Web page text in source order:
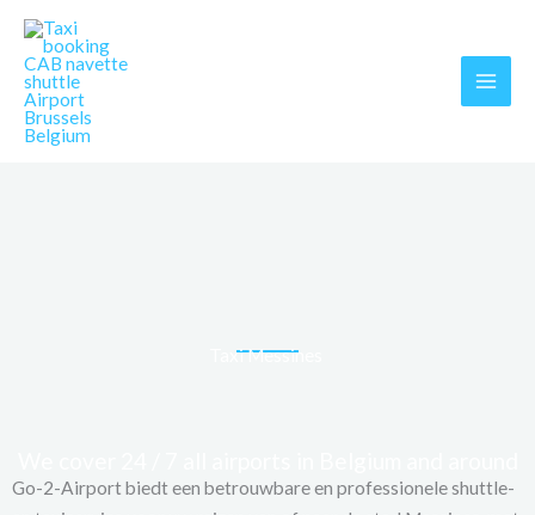
Skip
content
Taxi Messines
Go-2-Airport biedt een betrouwbare en professionele shuttle-